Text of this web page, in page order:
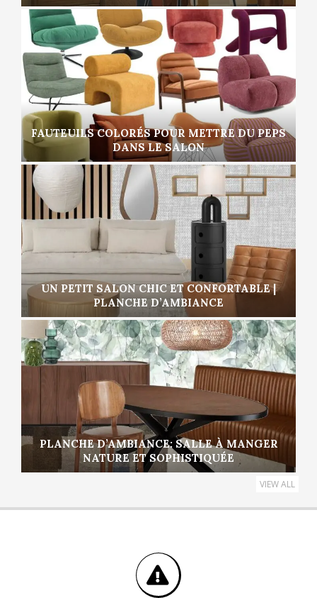
FAUTEUILS COLORÉS POUR METTRE DU PEPS
DANS LE SALON
UN PETIT SALON CHIC ET CONFORTABLE |
PLANCHE D’AMBIANCE
PLANCHE D’AMBIANCE: SALLE À MANGER
NATURE ET SOPHISTIQUÉE
VIEW ALL